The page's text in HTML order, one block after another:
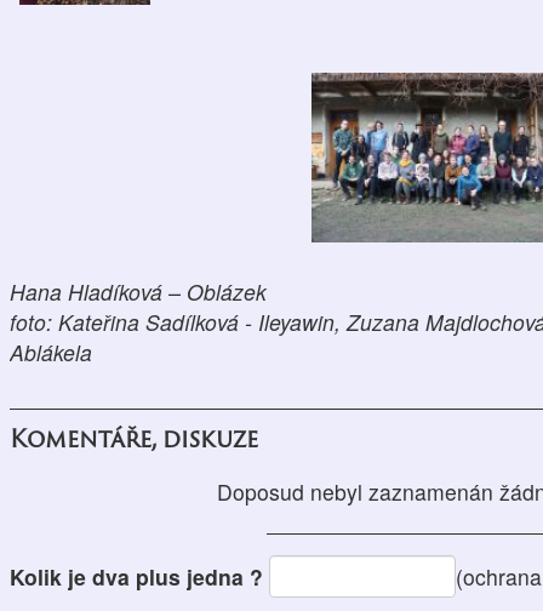
Hana Hladíková – Oblázek
foto: Kateřina Sadílková - Ileyawin, Zuzana
Ablákela
Komentáře, diskuze
Doposud nebyl zaznamenán
Kolik je dva plus jedna ?